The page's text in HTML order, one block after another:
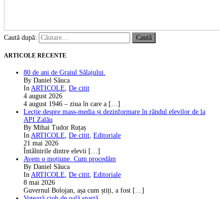
Caută după:
ARTICOLE RECENTE
80 de ani de Graiul Sălajului.
By Daniel Săuca
In ARTICOLE De citit
4 august 2026
4 august 1946 – ziua în care a […]
Lecție despre mass-media și dezinformare în rândul elevilor de la
API Zalău
By Mihai Tudor Ruțaș
In ARTICOLE De citit Editoriale
21 mai 2026
Întâlnirile dintre elevii […]
Avem o moțiune. Cum procedăm
By Daniel Săuca
In ARTICOLE De citit Editoriale
8 mai 2026
Guvernul Bolojan, așa cum știți, a fost […]